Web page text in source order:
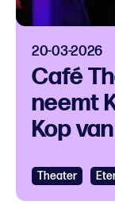
20-03-2026
Café
neemt
Kop
Theater